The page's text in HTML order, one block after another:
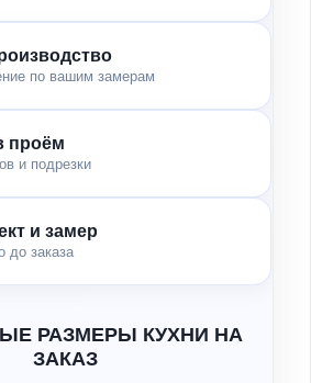
по вашим замерам
проём
и подрезки
и замер
до заказа
РАЗМЕРЫ КУХНИ НА
ЗАКАЗ